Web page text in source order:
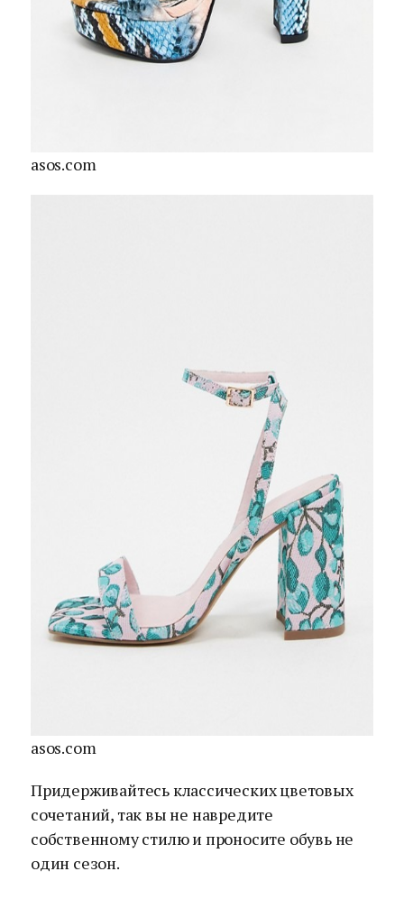
asos.com
asos.com
Придерживайтесь классических цветовых
сочетаний, так вы не навредите
собственному стилю и проносите обувь не
один сезон.